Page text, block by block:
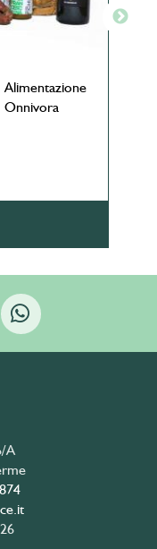
Alimentazione
Onnivora
A